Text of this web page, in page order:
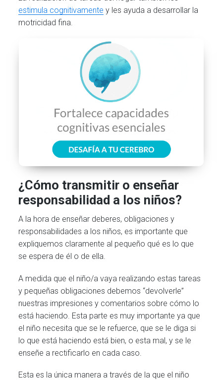
estimula cognitivamente y les ayuda a desarrollar la
motricidad fina.
¿Cómo transmitir o enseñar
responsabilidad a los niños?
A la hora de enseñar deberes, obligaciones y
responsabilidades a los niños, es importante que
expliquemos claramente al pequeño qué es lo que
se espera de él o de ella.
A medida que el niño/a vaya realizando estas tareas
y pequeñas obligaciones debemos “devolverle”
nuestras impresiones y comentarios sobre cómo lo
está haciendo. Esta parte es muy importante ya que
el niño necesita que se le refuerce, que se le diga si
lo que está haciendo está bien, o esta mal, y se le
enseñe a rectificarlo en cada caso.
Esta es la única manera a través de la que el niño